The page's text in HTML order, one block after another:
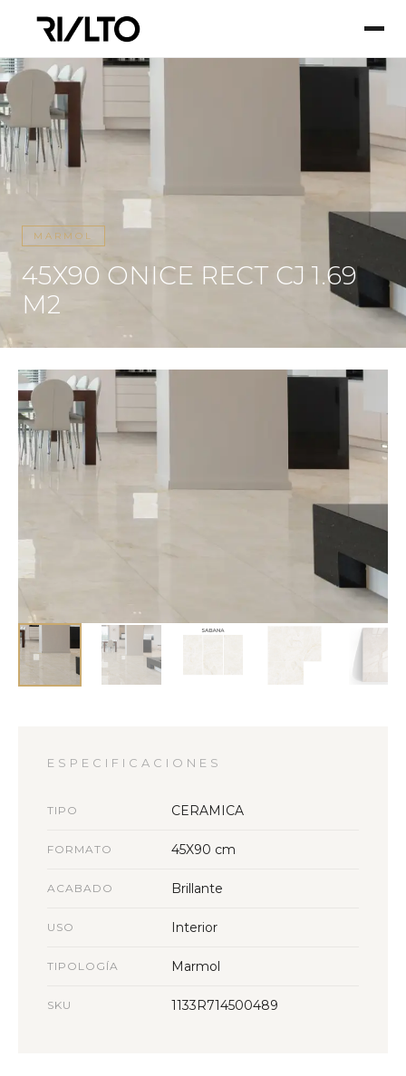
MARMOL
45X90 ONICE RECT CJ 1.69
M2
ESPECIFICACIONES
TIPO CERAMICA
FORMATO 45X90 cm
ACABADO Brillante
USO Interior
TIPOLOGÍA Marmol
SKU 1133R714500489